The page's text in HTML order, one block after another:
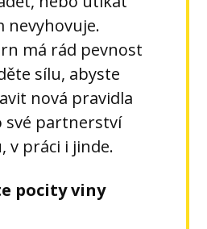
nevyhovuje.
má rád pevnost
sílu, abyste
nová pravidla
své partnerství
v práci i jinde.
pocity viny